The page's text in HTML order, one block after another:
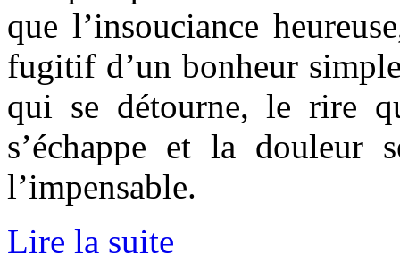
que l’insouciance
fugitif d’un bonheur
qui se détourne, le rire
s’échappe et la douleur
l’impensable.
Lire la suite